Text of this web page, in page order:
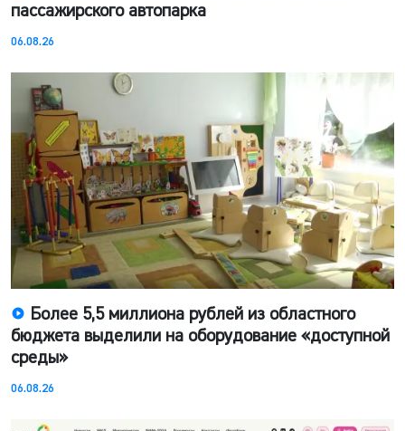
пассажирского автопарка
06.08.26
Более 5,5 миллиона рублей из областного
бюджета выделили на оборудование «доступной
среды»
06.08.26